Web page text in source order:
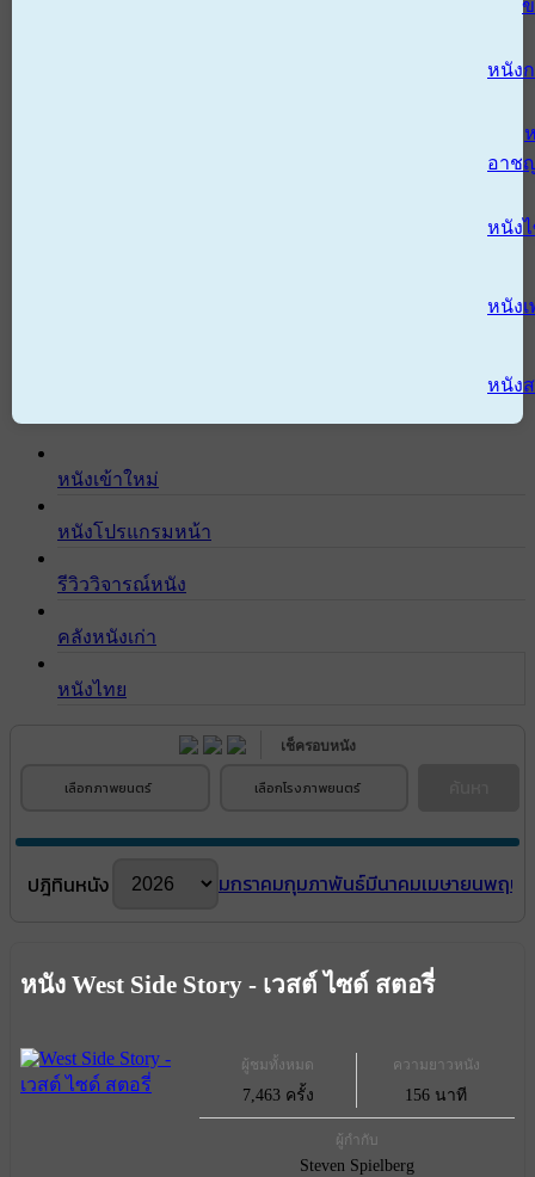
หนัง
อาช
หนัง
หนังเ
หนัง
หนังเข้าใหม่
หนังโปรแกรมหน้า
รีวิววิจารณ์หนัง
คลังหนังเก่า
หนังไทย
เช็ครอบหนัง
เลือกภาพยนตร์ เลือกโรงภาพยนตร์
ปฎิทินหนัง มกราคมกุมภาพันธ์มีนาคมเมษายนพฤษ
ผู้ชมทั้งหมด
7,463 ครั้ง
ความยาวหนัง
156 นาที
ผู้กำกับ
Steven Spielberg
หนัง West Side Story - เวสต์ ไซด์ สตอรี่